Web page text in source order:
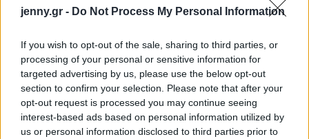
jenny.gr - Do Not Process My Personal Information
If you wish to opt-out of the sale, sharing to third parties, or
processing of your personal or sensitive information for
targeted advertising by us, please use the below opt-out
section to confirm your selection. Please note that after your
opt-out request is processed you may continue seeing
interest-based ads based on personal information utilized by
us or personal information disclosed to third parties prior to
Χρονιάς» από τον Σύνδεσμο για την Μελέτη του
Γιορτή της Μητέρας. Όπως είχε πει τότε στον λόγο
της: «Η μητρότητα δεν ήρθε εύκολα, ήρθε με
αγάπη από τους αγγέλους. Είμαστε μια
ευτυχισμένη και τυχερή οικογένεια. Εχουμε την
επιλογή για το τι θα διδάξουμε στα παιδιά μας,